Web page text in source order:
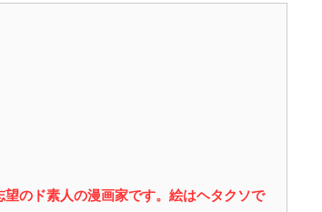
のド素人の漫画家です。絵はヘタクソで